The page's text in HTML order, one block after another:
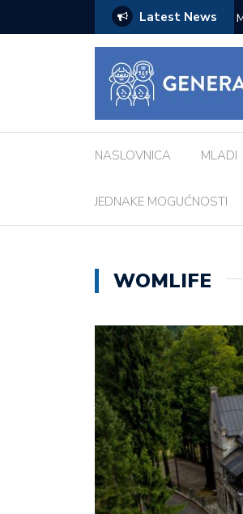
Latest News
inspiriranu europskim gradovima: ‘Različiti
NASLOVNICA MLADI
JEDNAKE MOGUĆNOSTI
WOMLIFE